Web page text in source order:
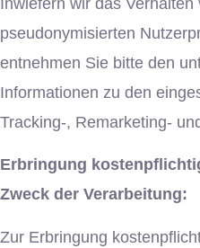
pseudonymisierten
entnehmen Sie bitte den
Informationen zu den
Tracking-, Remarketing-
Erbringung
Zweck der Verarbeitung:
Zur Erbringung